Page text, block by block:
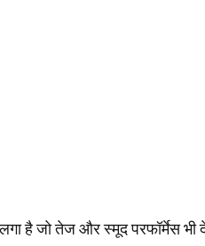
तेज और स्मूद परफॉर्मेस भी